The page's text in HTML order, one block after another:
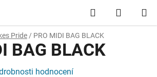
Hledat
KOŠÍK
Pride / PRO MIDI BAG BLACK
BAG BLACK
hodnocení